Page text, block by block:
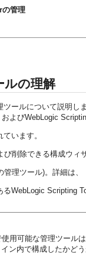
管理
ルの理解
ールについて説明
よびWebLogic
います。
削除できる構成ウィ
理ツール)。詳細は、
WebLogic Scripting
用可能な管理ツール
ン内で構成したかど